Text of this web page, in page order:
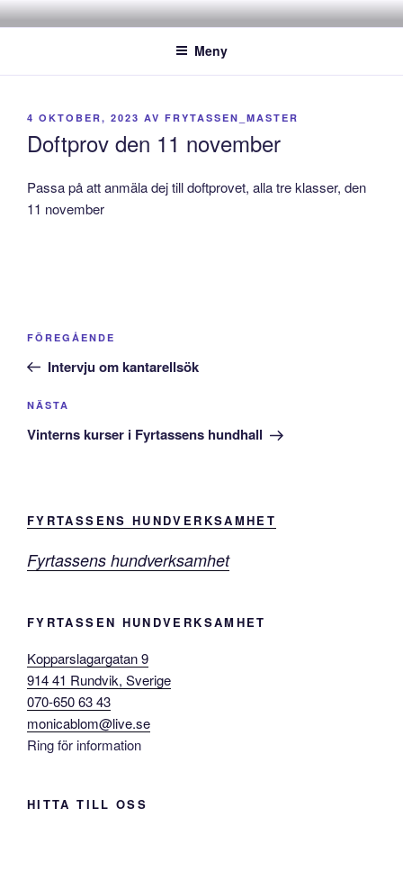
Hoppa
till
FYRTASSEN.SE
Fyrtassens Hundverksamhet
Meny
PUBLICERAT
4 OKTOBER, 2023 AV FRYTASSEN_MASTER
Doftprov den 11 november
Passa på att anmäla dej till doftprovet, alla tre klasser, den
11 november
Inläggsnavigering
Föregående
inlägg
FÖREGÅENDE
Intervju om kantarellsök
Nästa
inlägg
NÄSTA
Vinterns kurser i Fyrtassens hundhall
FYRTASSENS HUNDVERKSAMHET
Fyrtassens hundverksamhet
FYRTASSEN HUNDVERKSAMHET
Kopparslagargatan 9
914 41 Rundvik, Sverige
070-650 63 43
monicablom@live.se
Ring för information
HITTA TILL OSS